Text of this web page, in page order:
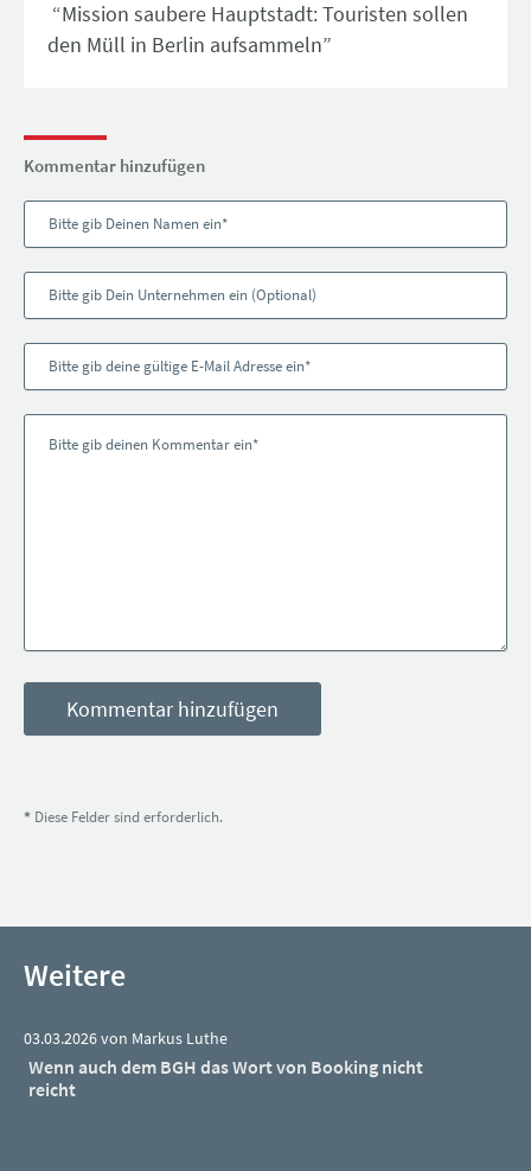
“Mission saubere Hauptstadt: Touristen sollen
den Müll in Berlin aufsammeln”
Kommentar hinzufügen
* Diese Felder sind erforderlich.
Weitere
03.03.2026 von Markus Luthe
Wenn auch dem BGH das Wort von Booking nicht
reicht